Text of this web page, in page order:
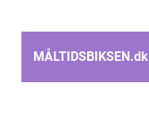
MÅLTIDSBIKSEN.dk